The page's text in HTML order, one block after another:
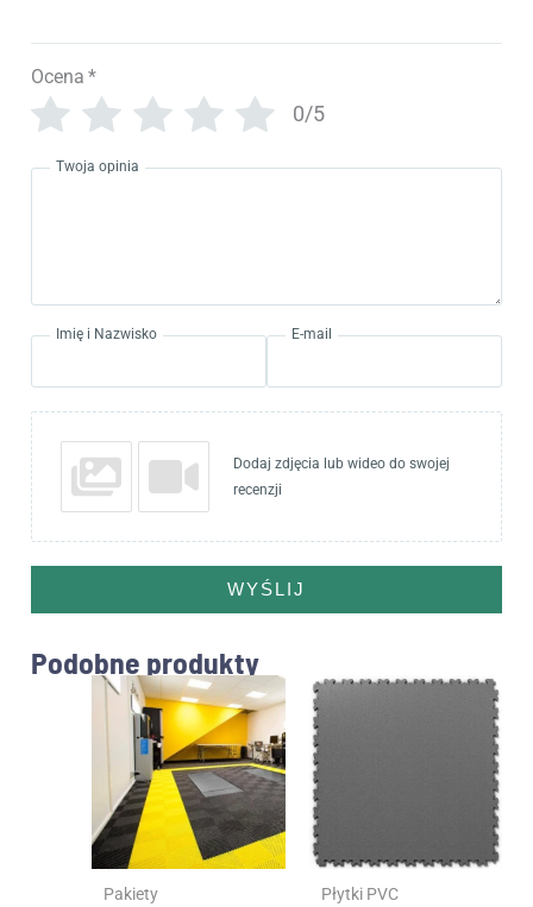
Ocena *
0/5
Twoja opinia
Imię i Nazwisko E-mail
Dodaj zdjęcia lub wideo do swojej
recenzji
WYŚLIJ
Podobne produkty
Pakiety Płytki PVC
Ten
ma
wiele
Opcje